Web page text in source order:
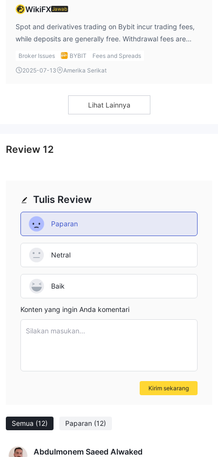
WikiFXJawab
Spot and derivatives trading on Bybit incur trading fees,
while deposits are generally free. Withdrawal fees are
based on network costs and vary depending on the
which benefits long-term holders.
Broker Issues BYBIT
Fees and Spreads
2025-07-13
Amerika Serikat
Lihat Lainnya
Semua (12) Paparan (12)
Abdulmonem Saeed Alwaked
Tulis Review
Paparan
Netral
Baik
Konten yang ingin Anda komentari
Silakan masukan...
Kirim sekarang
Review 12